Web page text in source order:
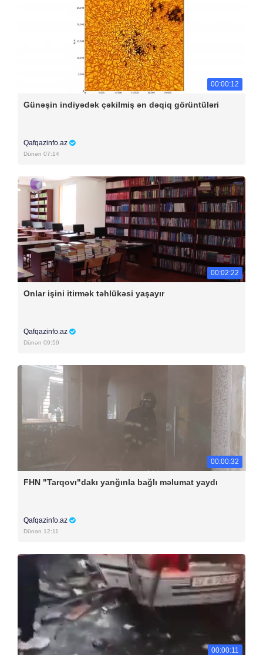
00:00:12
Günəşin indiyədək çəkilmiş ən dəqiq görüntüləri
Qafqazinfo.az
Dünən 07:14
00:02:22
Onlar işini itirmək təhlükəsi yaşayır
Qafqazinfo.az
Dünən 09:59
00:00:32
FHN "Tarqovı"dakı yanğınla bağlı məlumat yaydı
Qafqazinfo.az
Dünən 12:11
00:00:11